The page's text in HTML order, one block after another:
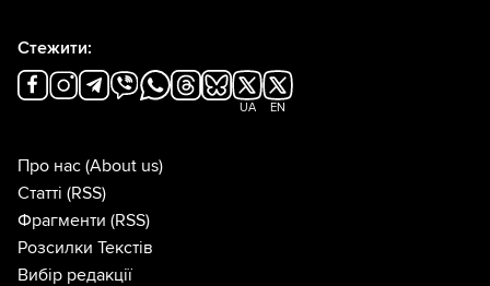
Стежити:
UA EN
Про нас (About us)
Статті (RSS)
Фрагменти (RSS)
Розсилки Текстів
Вибір редакції